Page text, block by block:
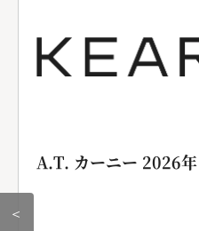
＜
A.T. カーニー 2026